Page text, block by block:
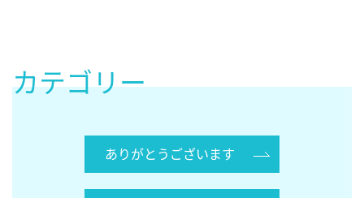
カテゴリー
ありがとうございます